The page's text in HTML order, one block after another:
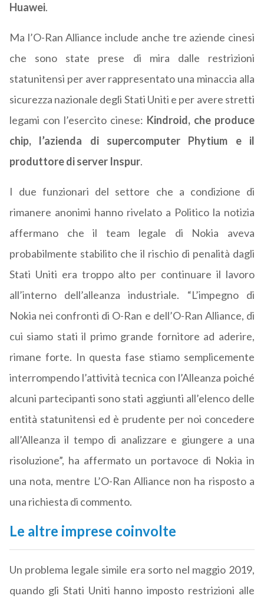
Huawei.
Ma l’O-Ran Alliance include anche tre aziende cinesi
che sono state prese di mira dalle restrizioni
statunitensi per aver rappresentato una minaccia alla
sicurezza nazionale degli Stati Uniti e per avere stretti
legami con l’esercito cinese: Kindroid, che produce
chip, l’azienda di supercomputer Phytium e il
produttore di server Inspur.
I due funzionari del settore che a condizione di
rimanere anonimi hanno rivelato a Politico la notizia
affermano che il team legale di Nokia aveva
probabilmente stabilito che il rischio di penalità dagli
Stati Uniti era troppo alto per continuare il lavoro
all’interno dell’alleanza industriale. “L’impegno di
Nokia nei confronti di O-Ran e dell’O-Ran Alliance, di
cui siamo stati il primo grande fornitore ad aderire,
rimane forte. In questa fase stiamo semplicemente
interrompendo l’attività tecnica con l’Alleanza poiché
alcuni partecipanti sono stati aggiunti all’elenco delle
entità statunitensi ed è prudente per noi concedere
all’Alleanza il tempo di analizzare e giungere a una
risoluzione”, ha affermato un portavoce di Nokia in
una nota, mentre L’O-Ran Alliance non ha risposto a
una richiesta di commento.
Le altre imprese coinvolte
Un problema legale simile era sorto nel maggio 2019,
quando gli Stati Uniti hanno imposto restrizioni alle